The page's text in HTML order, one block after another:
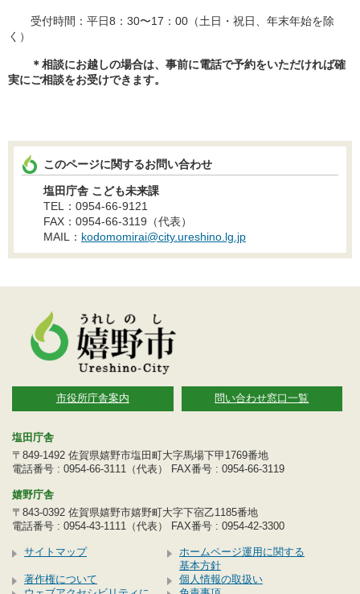
受付時間：平日8：30〜17：00（土日・祝日、年末年始を除
く）
＊相談にお越しの場合は、事前に電話で予約をいただければ確
実にご相談をお受けできます。
このページに関するお問い合わせ
塩田庁舎 こども未来課
TEL：0954-66-9121
FAX：0954-66-3119（代表）
MAIL： kodomomirai@city.ureshino.lg.jp
市役所庁舎案内 問い合わせ窓口一覧
塩田庁舎
〒849-1492 佐賀県嬉野市塩田町大字馬場下甲1769番地
電話番号 : 0954-66-3111（代表） FAX番号 : 0954-66-3119
嬉野庁舎
〒843-0392 佐賀県嬉野市嬉野町大字下宿乙1185番地
電話番号 : 0954-43-1111（代表） FAX番号 : 0954-42-3300
サイトマップ
ホームページ運用に関する
基本方針
著作権について
個人情報の取扱い